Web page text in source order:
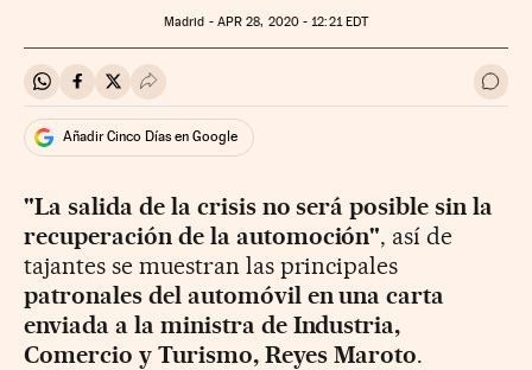
Madrid - APR 28, 2020 - 12:21EDT
Compartir en Whatsapp
Compartir en Facebook
Compartir en Twitter
Desplegar Redes Sociales Ir a
Añadir Cinco Días en Google
"La salida de la crisis no será posible sin la
recuperación de la automoción", así de
tajantes se muestran las principales
patronales del automóvil en una carta
enviada a la ministra de Industria,
Comercio y Turismo, Reyes Maroto.